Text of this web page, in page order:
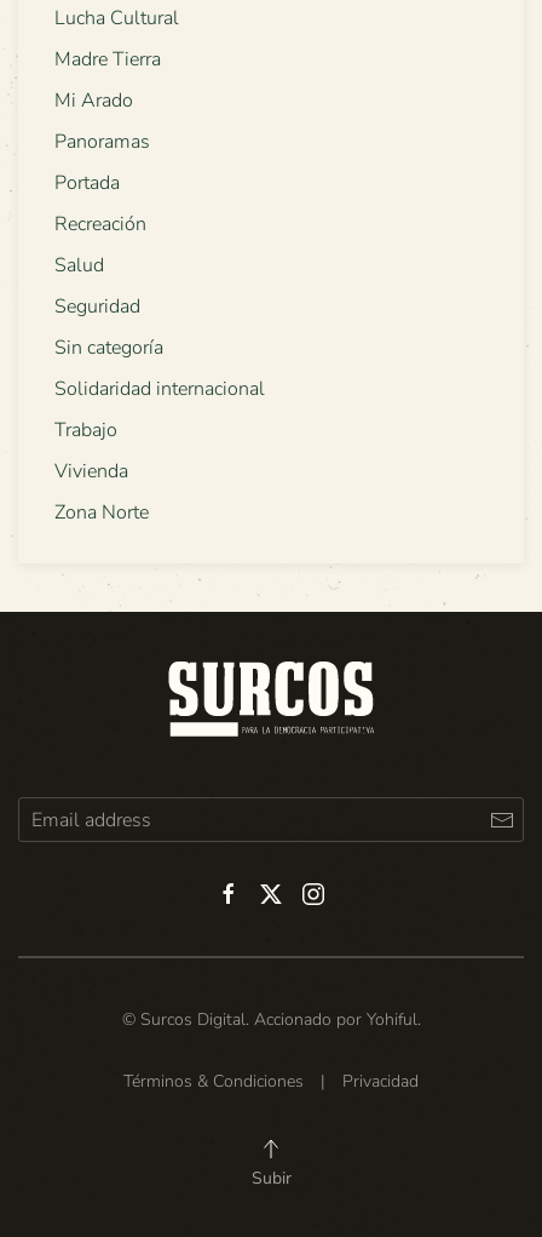
Lucha Cultural
Madre Tierra
Mi Arado
Panoramas
Portada
Recreación
Salud
Seguridad
Sin categoría
Solidaridad internacional
Trabajo
Vivienda
Zona Norte
© Surcos Digital. Accionado por Yohiful.
Términos & Condiciones | Privacidad
Subir